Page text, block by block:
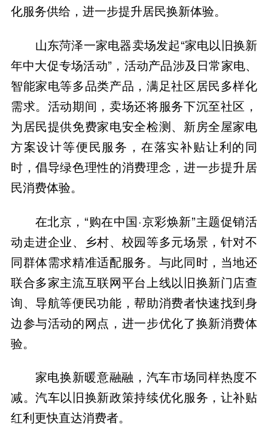
化服务供给，进一步提升居民换新体验。
山东菏泽一家电器卖场发起“家电以旧换新
年中大促专场活动”，活动产品涉及日常家电、
智能家电等多品类产品，满足社区居民多样化
需求。活动期间，卖场还将服务下沉至社区，
为居民提供免费家电安全检测、新房全屋家电
方案设计等便民服务，在落实补贴让利的同
时，倡导绿色理性的消费理念，进一步提升居
民消费体验。
在北京，“购在中国·京彩焕新”主题促销活
动走进企业、乡村、校园等多元场景，针对不
同群体需求精准适配服务。与此同时，当地还
联合多家主流互联网平台上线以旧换新门店查
询、导航等便民功能，帮助消费者快速找到身
边参与活动的网点，进一步优化了换新消费体
验。
家电换新暖意融融，汽车市场同样热度不
减。汽车以旧换新政策持续优化服务，让补贴
红利更快直达消费者。